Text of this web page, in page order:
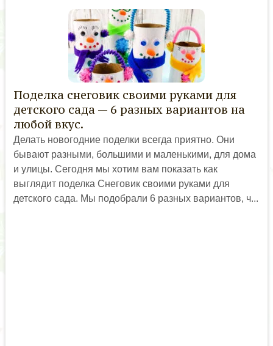
Поделка снеговик своими руками для
детского сада — 6 разных вариантов на
любой вкус.
Делать новогодние поделки всегда приятно. Они
бывают разными, большими и маленькими, для дома
и улицы. Сегодня мы хотим вам показать как
выглядит поделка Снеговик своими руками для
детского сада. Мы подобрали 6 разных вариантов, ч...